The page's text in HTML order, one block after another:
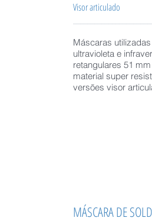
Visor articulado
Máscaras
ultravioleta e
retangulares 51
material super
versões visor
MÁSCARA DE